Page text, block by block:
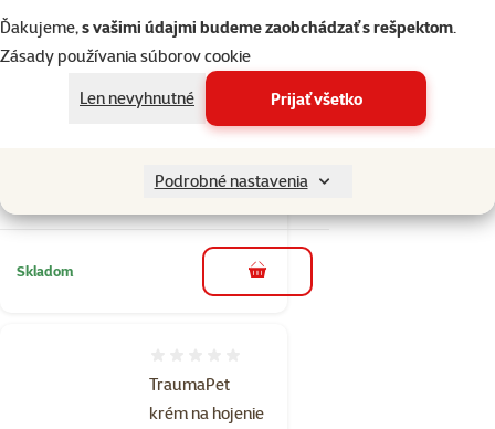
Ďakujeme,s vašimi údajmi budeme zaobchádzať s rešpektom.
Zásady používania súborov cookie
Len nevyhnutné
Prijať všetko
Podrobné nastavenia
do košíka
Gilotina na nechty de
Hodnotenie 60%, počet hodnotení: 2
hodnotenie
Skladom do košíka
TraumaPet
krém na hojenie